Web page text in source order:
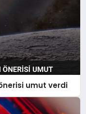
umut verdi